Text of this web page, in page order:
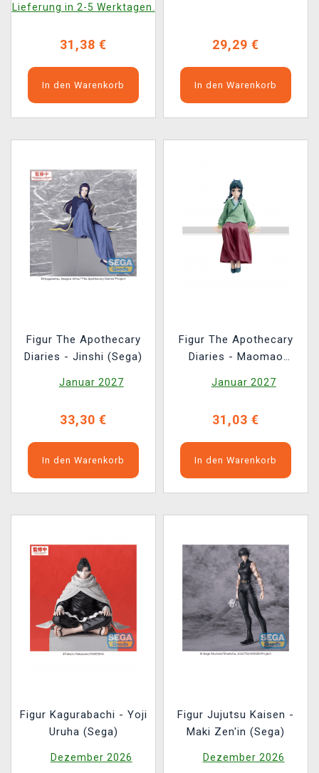
Lieferung in 2-5 Werktagen.
31,38 €
In den Warenkorb
29,29 €
In den Warenkorb
Figur The Apothecary
Diaries - Jinshi (Sega)
Januar 2027
33,30 €
In den Warenkorb
Figur The Apothecary
Diaries - Maomao
Januar 2027
31,03 €
In den Warenkorb
Figur Kagurabachi - Yoji
Uruha (Sega)
Dezember 2026
Figur Jujutsu Kaisen -
Maki Zen'in (Sega)
Dezember 2026